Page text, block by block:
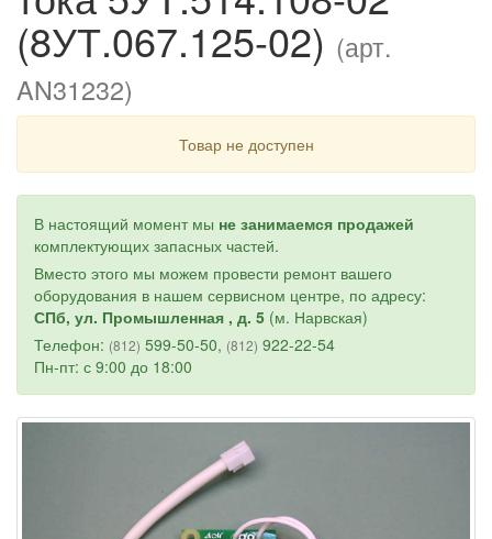
(8УТ.067.125-02) (арт.
AN31232)
Товар не доступен
В настоящий момент мы не занимаемся продажей
комплектующих запасных частей.
Вместо этого мы можем провести ремонт вашего
оборудования в нашем сервисном центре, по адресу:
СПб, ул. Промышленная , д. 5 (м. Нарвская)
Телефон: (812) 599-50-50, (812) 922-22-54
Пн-пт: с 9:00 до 18:00